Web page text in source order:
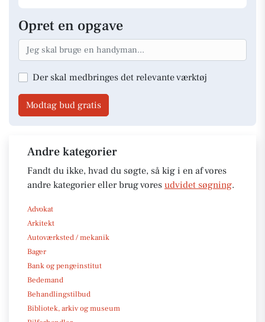
Opret en opgave
Der skal medbringes det relevante værktøj
Modtag bud gratis
Andre kategorier
Fandt du ikke, hvad du søgte, så kig i en af vores
andre kategorier eller brug vores udvidet søgning.
Advokat
Arkitekt
Autoværksted / mekanik
Bager
Bank og pengeinstitut
Bedemand
Behandlingstilbud
Bibliotek, arkiv og museum